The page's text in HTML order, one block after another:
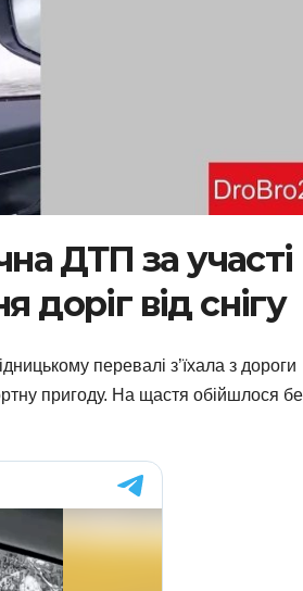
ДТП за участі
доріг від снігу
перевалі з’їхала з дороги
пригоду. На щастя обійшлося